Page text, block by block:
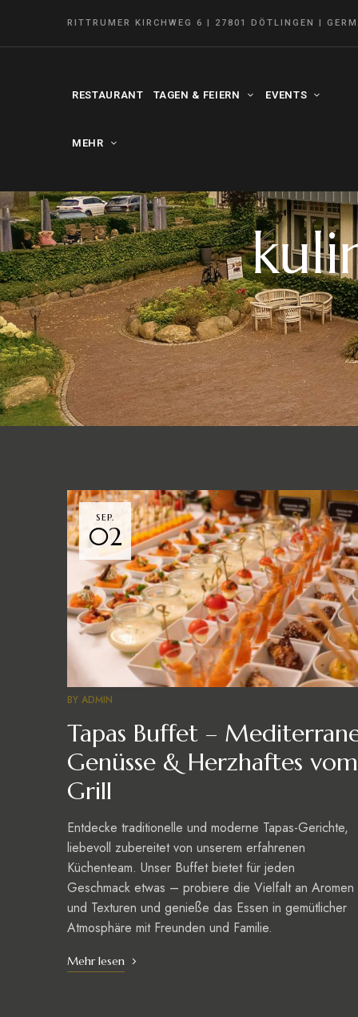
RITTRUMER KIRCHWEG 6 | 27801 DÖTLINGEN |
RESTAURANT TAGEN & FEIERN EVENTS
MEHR
SEP.
02
BY ADMIN
Tapas Buffet –
Genüsse & Herzhaftes vom
Grill
Entdecke traditionelle und moderne Tapas-Gerichte,
liebevoll zubereitet von unserem erfahrenen
Küchenteam. Unser Buffet bietet für jeden
Geschmack etwas – probiere die Vielfalt an Aromen
und Texturen und genieße das Essen in gemütlicher
Atmosphäre mit Freunden und Familie.
Mehr lesen